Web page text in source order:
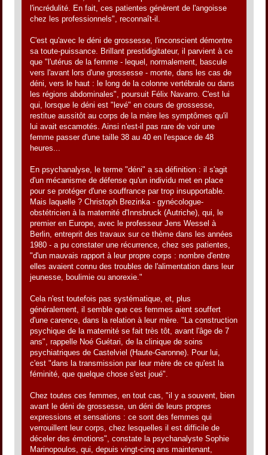
l'incrédulité. En fait, ces patientes génèrent de l'angoisse
chez les professionnels", reconnaît-il.
C'est qu'avec le déni de grossesse, l'inconscient démontre
sa toute-puissance. Brillant prestidigitateur, il parvient à ce
que "l'utérus de la femme - lequel, normalement, bascule
vers l'avant lors d'une grossesse - monte, dans les cas de
déni, vers le haut : le long de la colonne vertébrale ou dans
les régions abdominales", poursuit Félix Navarro. C'est lui
qui, lorsque le déni est "levé" en cours de grossesse,
restitue aussitôt au corps de la mère les symptômes qu'il
lui avait escamotés. Ainsi n'est-il pas rare de voir une
femme passer d'une taille 38 au 40 en l'espace de 48
heures...
En psychanalyse, le terme "déni" a sa définition : il s'agit
d'un mécanisme de défense qu'un individu met en place
pour se protéger d'une souffrance par trop insupportable.
Mais laquelle ? Christoph Brezinka - gynécologue-
obstétricien à la maternité d'Innsbruck (Autriche), qui, le
premier en Europe, avec le professeur Jens Wessel à
Berlin, entreprit des travaux sur ce thème dans les années
1980 - a pu constater une récurrence, chez ses patientes,
"d'un mauvais rapport à leur propre corps : nombre d'entre
elles avaient connu des troubles de l'alimentation dans leur
jeunesse, boulimie ou anorexie."
Cela n'est toutefois pas systématique, et, plus
généralement, il semble que ces femmes aient souffert
d'une carence, dans la relation à leur mère. "La construction
psychique de la maternité se fait très tôt, avant l'âge de 7
ans", rappelle Noé Guétari, de la clinique de soins
psychiatriques de Castelviel (Haute-Garonne). Pour lui,
c'est "dans la transmission par leur mère de ce qu'est la
féminité, que quelque chose s'est joué".
Chez toutes ces femmes, en tout cas, "il y a souvent, bien
avant le déni de grossesse, un déni de leurs propres
expressions et sensations : ce sont des femmes qui
verrouillent leur corps, chez lesquelles il est difficile de
déceler des émotions", constate la psychanalyste Sophie
Marinopoulos, qui, depuis vingt-cinq ans maintenant,